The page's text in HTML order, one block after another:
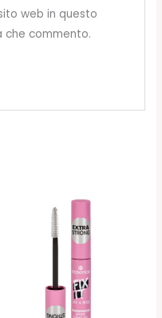
web in questo
che commento.